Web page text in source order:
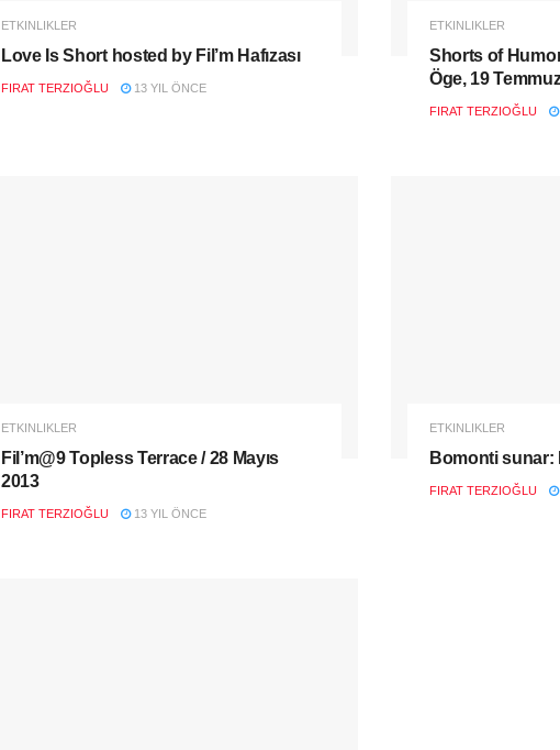
ETKINLIKLER
Love Is Short hosted by Fil’m Hafızası
FIRAT TERZIOĞLU 13 YIL ÖNCE
ETKINLIKLER
Shorts of
Öge, 19
FIRAT TERZIOĞLU
ETKINLIKLER
Fil’m@9 Topless Terrace / 28 Mayıs
2013
FIRAT TERZIOĞLU 13 YIL ÖNCE
ETKINLIKLER
Bomonti sunar:
FIRAT TERZIOĞLU